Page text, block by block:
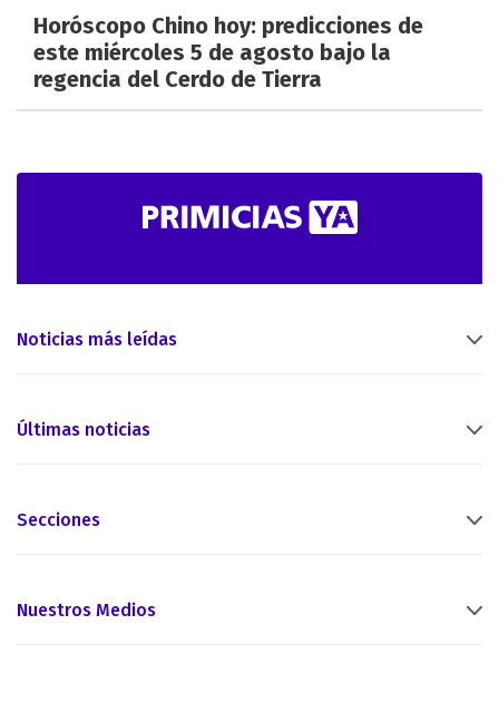
Horóscopo Chino hoy: predicciones de
este miércoles 5 de agosto bajo la
regencia del Cerdo de Tierra
Noticias más leídas
Últimas noticias
Secciones
Nuestros Medios